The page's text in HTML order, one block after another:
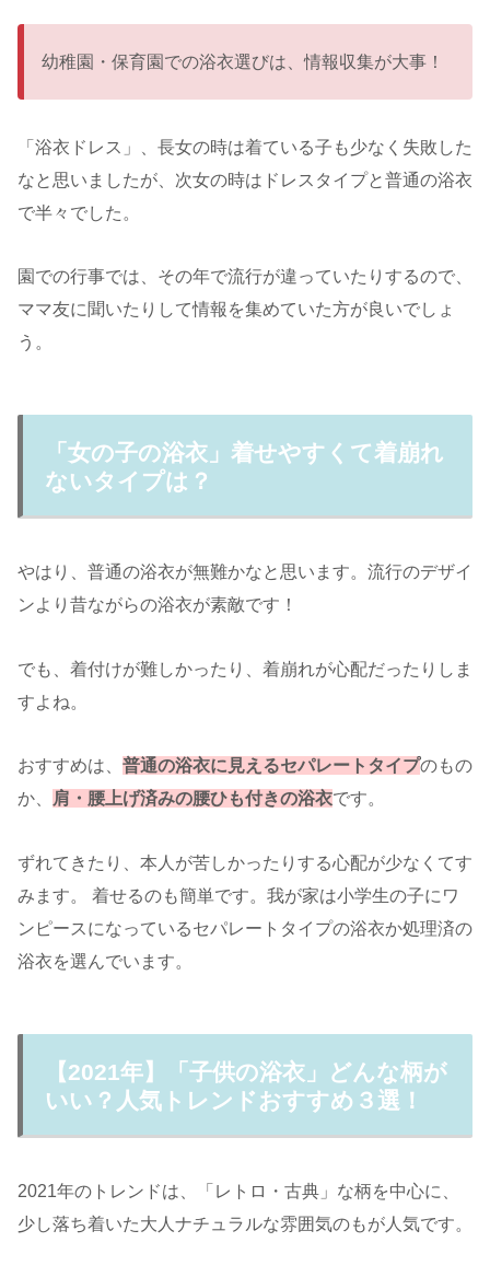
幼稚園・保育園での浴衣選びは、情報収集が大事！
「浴衣ドレス」、長女の時は着ている子も少なく失敗した
なと思いましたが、次女の時はドレスタイプと普通の浴衣
で半々でした。
園での行事では、その年で流行が違っていたりするので、
ママ友に聞いたりして情報を集めていた方が良いでしょ
う。
「女の子の浴衣」着せやすくて着崩れ
ないタイプは？
やはり、普通の浴衣が無難かなと思います。流行のデザイ
ンより昔ながらの浴衣が素敵です！
でも、着付けが難しかったり、着崩れが心配だったりしま
すよね。
おすすめは、 普通の浴衣に見えるセパレートタイプのもの
か、 肩・腰上げ済みの腰ひも付きの浴衣です。
ずれてきたり、本人が苦しかったりする心配が少なくてす
みます。 着せるのも簡単です。我が家は小学生の子にワ
ンピースになっているセパレートタイプの浴衣か処理済の
浴衣を選んでいます。
【2021年】「子供の浴衣」どんな柄が
いい？人気トレンドおすすめ３選！
2021年のトレンドは、「レトロ・古典」な柄を中心に、
少し落ち着いた大人ナチュラルな雰囲気のもが人気です。